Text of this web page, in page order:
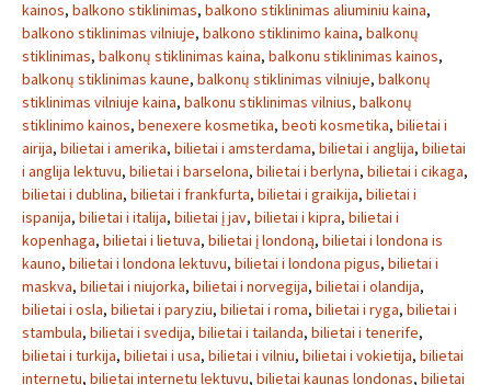
kainos, balkono stiklinimas, balkono stiklinimas aliuminiu kaina,
balkono stiklinimas vilniuje, balkono stiklinimo kaina, balkonų
stiklinimas, balkonų stiklinimas kaina, balkonu stiklinimas kainos,
balkonų stiklinimas kaune, balkonų stiklinimas vilniuje, balkonų
stiklinimas vilniuje kaina, balkonu stiklinimas vilnius, balkonų
stiklinimo kainos, benexere kosmetika, beoti kosmetika, bilietai i
airija, bilietai i amerika, bilietai i amsterdama, bilietai i anglija, bilietai
i anglija lektuvu, bilietai i barselona, bilietai i berlyna, bilietai i cikaga,
bilietai i dublina, bilietai i frankfurta, bilietai i graikija, bilietai i
ispanija, bilietai i italija, bilietai į jav, bilietai i kipra, bilietai i
kopenhaga, bilietai i lietuva, bilietai į londoną, bilietai i londona is
kauno, bilietai i londona lektuvu, bilietai i londona pigus, bilietai i
maskva, bilietai i niujorka, bilietai i norvegija, bilietai i olandija,
bilietai i osla, bilietai i paryziu, bilietai i roma, bilietai i ryga, bilietai i
stambula, bilietai i svedija, bilietai i tailanda, bilietai i tenerife,
bilietai i turkija, bilietai i usa, bilietai i vilniu, bilietai i vokietija, bilietai
internetu, bilietai internetu lektuvu, bilietai kaunas londonas, bilietai